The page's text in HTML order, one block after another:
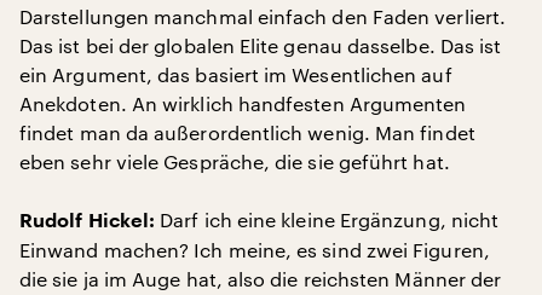
Darstellungen manchmal einfach den Faden verliert.
Das ist bei der globalen Elite genau dasselbe. Das ist
ein Argument, das basiert im Wesentlichen auf
Anekdoten. An wirklich handfesten Argumenten
findet man da außerordentlich wenig. Man findet
eben sehr viele Gespräche, die sie geführt hat.
Rudolf Hickel: Darf ich eine kleine Ergänzung, nicht
Einwand machen? Ich meine, es sind zwei Figuren,
die sie ja im Auge hat, also die reichsten Männer der